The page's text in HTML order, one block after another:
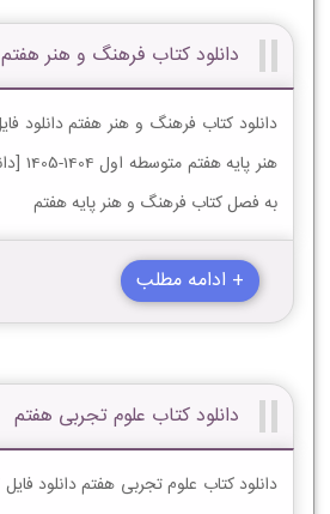
دانلود کتاب فرهنگ و هنر هفتم
به فصل کتاب فرهنگ و هنر پایه هفتم
+ ادامه مطلب
دانلود کتاب علوم تجربی هفتم